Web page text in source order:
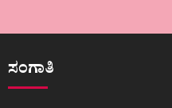
ಸಂಗಾತಿ